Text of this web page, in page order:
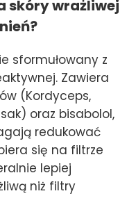
skóry wrażliwej
sformułowany z
Zawiera
(Kordyceps,
oraz bisabolol,
redukować
się na filtrze
lepiej
niż filtry